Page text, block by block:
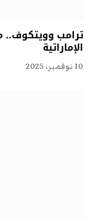
ترامب وويتكوف..
الإماراتية
10 نوفمبر، 2025